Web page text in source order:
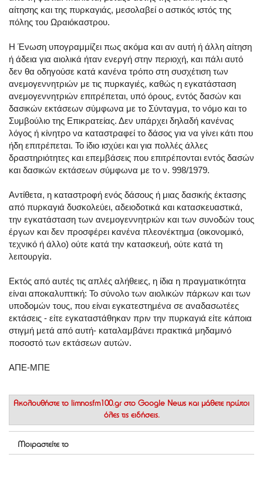
αίτησης και της πυρκαγιάς, μεσολαβεί ο αστικός ιστός της
πόλης του Ωραιόκαστρου.
Η Ένωση υπογραμμίζει πως ακόμα και αν αυτή ή άλλη αίτηση
ή άδεια για αιολικά ήταν ενεργή στην περιοχή, και πάλι αυτό
δεν θα οδηγούσε κατά κανένα τρόπο στη συσχέτιση των
ανεμογεννητριών με τις πυρκαγιές, καθώς η εγκατάσταση
ανεμογεννητριών επιτρέπεται, υπό όρους, εντός δασών και
δασικών εκτάσεων σύμφωνα με το Σύνταγμα, το νόμο και το
Συμβούλιο της Επικρατείας. Δεν υπάρχει δηλαδή κανένας
λόγος ή κίνητρο να καταστραφεί το δάσος για να γίνει κάτι που
ήδη επιτρέπεται. To ίδιο ισχύει και για πολλές άλλες
δραστηριότητες και επεμβάσεις που επιτρέπονται εντός δασών
και δασικών εκτάσεων σύμφωνα με το ν. 998/1979.
Αντίθετα, η καταστροφή ενός δάσους ή μιας δασικής έκτασης
από πυρκαγιά δυσκολεύει, αδειοδοτικά και κατασκευαστικά,
την εγκατάσταση των ανεμογεννητριών και των συνοδών τους
έργων και δεν προσφέρει κανένα πλεονέκτημα (οικονομικό,
τεχνικό ή άλλο) ούτε κατά την κατασκευή, ούτε κατά τη
λειτουργία.
Εκτός από αυτές τις απλές αλήθειες, η ίδια η πραγματικότητα
είναι αποκαλυπτική: Το σύνολο των αιολικών πάρκων και των
υποδομών τους, που είναι εγκατεστημένα σε αναδασωτέες
εκτάσεις - είτε εγκαταστάθηκαν πριν την πυρκαγιά είτε κάποια
στιγμή μετά από αυτή- καταλαμβάνει πρακτικά μηδαμινό
ποσοστό των εκτάσεων αυτών.
ΑΠΕ-ΜΠΕ
Ακολουθήστε το limnosfm100.gr στο Google News και μάθετε πρώτοι
όλες τις ειδήσεις.
Μοιραστείτε το